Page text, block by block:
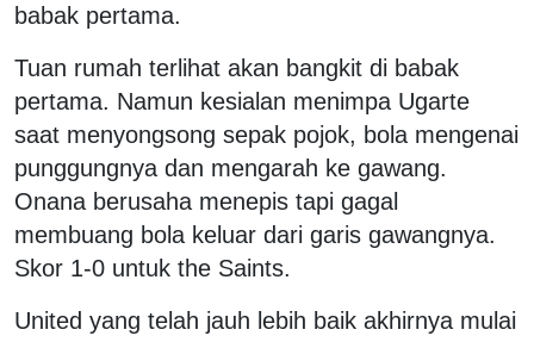
babak pertama.
Tuan rumah terlihat akan bangkit di babak
pertama. Namun kesialan menimpa Ugarte
saat menyongsong sepak pojok, bola mengenai
punggungnya dan mengarah ke gawang.
Onana berusaha menepis tapi gagal
membuang bola keluar dari garis gawangnya.
Skor 1-0 untuk the Saints.
United yang telah jauh lebih baik akhirnya mulai